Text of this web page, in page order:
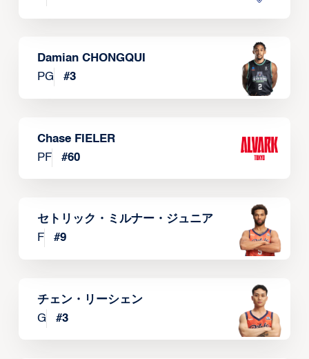
Damian CHONGQUI
PG
#3
Chase FIELER
PF
#60
セトリック・ミルナー・ジュニア
F
#9
チェン・リーシェン
G
#3